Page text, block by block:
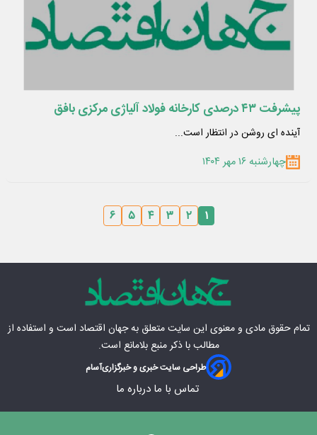
پیشرفت ۴۳ درصدی کارخانه فولاد آلیاژی مرکزی بافق
آینده ای روشن در انتظار است...
چهارشنبه ۱۶ مهر ۱۴۰۴
۱ ۲ ۳ ۴ ۵ ۶
تمام حقوق مادی‌ و معنوی این سایت متعلق بهجهان اقتصاد است و استفاده از
مطالب با ذکر منبع بلامانع است.
طراحی سایت خبری و خبرگزاریآسام
تماس با ما درباره ما